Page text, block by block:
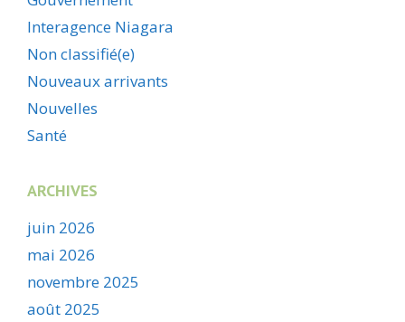
Interagence Niagara
Non classifié(e)
Nouveaux arrivants
Nouvelles
Santé
ARCHIVES
juin 2026
mai 2026
novembre 2025
août 2025